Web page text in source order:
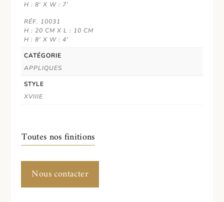
H : 8' X W : 7’
RÉF. 10031
H : 20 CM X L : 10 CM
H : 8' X W : 4'
CATÉGORIE
APPLIQUES
STYLE
XVIIIE
Toutes nos finitions
Nous contacter